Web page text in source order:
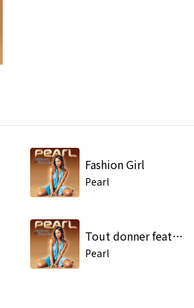
Fashion Girl
Pearl
Tout donner feat. Liberty
Pearl